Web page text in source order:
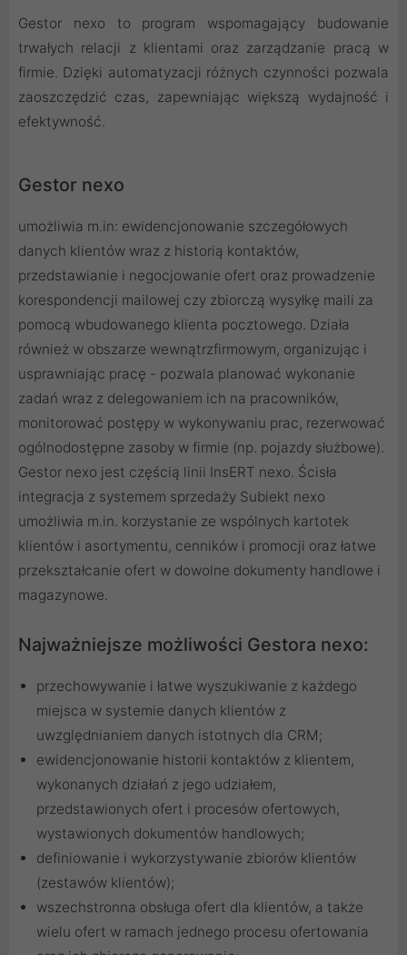
Gestor nexo to program wspomagający budowanie
trwałych relacji z klientami oraz zarządzanie pracą w
firmie. Dzięki automatyzacji różnych czynności pozwala
zaoszczędzić czas, zapewniając większą wydajność i
efektywność.
Gestor nexo
umożliwia m.in: ewidencjonowanie szczegółowych
danych klientów wraz z historią kontaktów,
przedstawianie i negocjowanie ofert oraz prowadzenie
korespondencji mailowej czy zbiorczą wysyłkę maili za
pomocą wbudowanego klienta pocztowego. Działa
również w obszarze wewnątrzfirmowym, organizując i
usprawniając pracę - pozwala planować wykonanie
zadań wraz z delegowaniem ich na pracowników,
monitorować postępy w wykonywaniu prac, rezerwować
ogólnodostępne zasoby w firmie (np. pojazdy służbowe).
Gestor nexo jest częścią linii InsERT nexo. Ścisła
integracja z systemem sprzedaży Subiekt nexo
umożliwia m.in. korzystanie ze wspólnych kartotek
klientów i asortymentu, cenników i promocji oraz łatwe
przekształcanie ofert w dowolne dokumenty handlowe i
magazynowe.
Najważniejsze możliwości Gestora nexo:
przechowywanie i łatwe wyszukiwanie z każdego
miejsca w systemie danych klientów z
uwzględnianiem danych istotnych dla CRM;
ewidencjonowanie historii kontaktów z klientem,
wykonanych działań z jego udziałem,
przedstawionych ofert i procesów ofertowych,
wystawionych dokumentów handlowych;
definiowanie i wykorzystywanie zbiorów klientów
(zestawów klientów);
wszechstronna obsługa ofert dla klientów, a także
wielu ofert w ramach jednego procesu ofertowania